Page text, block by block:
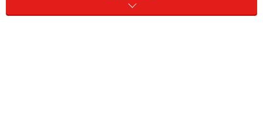
リコール酸、皮膚を柔らかくして健康な細胞を作ってく